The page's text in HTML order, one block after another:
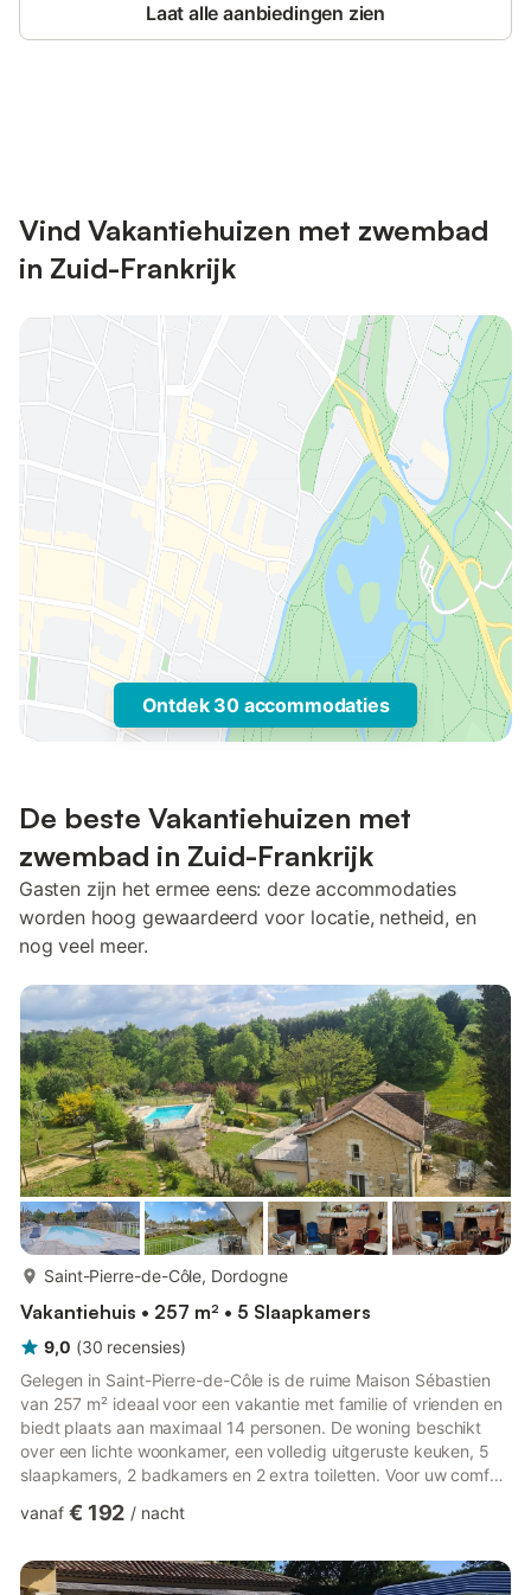
Laat alle aanbiedingen zien
Vind Vakantiehuizen met zwembad
in Zuid-Frankrijk
Ontdek 30 accommodaties
De beste Vakantiehuizen met
zwembad in Zuid-Frankrijk
Gasten zijn het ermee eens: deze accommodaties
worden hoog gewaardeerd voor locatie, netheid, en
nog veel meer.
Saint-Pierre-de-Côle, Dordogne
Vakantiehuis • 257 m² • 5 Slaapkamers
9,0 (30 recensies)
Gelegen in Saint-Pierre-de-Côle is de ruime Maison Sébastien
van 257 m² ideaal voor een vakantie met familie of vrienden en
biedt plaats aan maximaal 14 personen. De woning beschikt
over een lichte woonkamer, een volledig uitgeruste keuken, 5
slaapkamers, 2 badkamers en 2 extra toiletten. Voor uw comfort
airconditioning, een wasmachine en een vaatwasser. Ook een
beschikking. Buiten geniet u van een groot privéterrein met
vanaf € 192 / nacht